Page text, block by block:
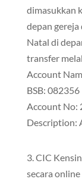
dimasukkan
depan
Natal di
transfer
Account
BSB: 082356
Account No:
Description:
3. CIC
secara